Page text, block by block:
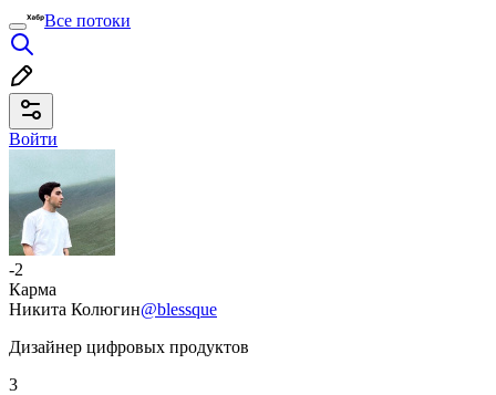
Все потоки
Войти
-2
Карма
Никита Колюгин@blessque
Дизайнер цифровых продуктов
3